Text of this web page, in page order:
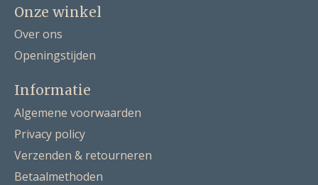
Onze winkel
Over ons
Openingstijden
Informatie
Algemene voorwaarden
Privacy policy
Verzenden & retourneren
Betaalmethoden